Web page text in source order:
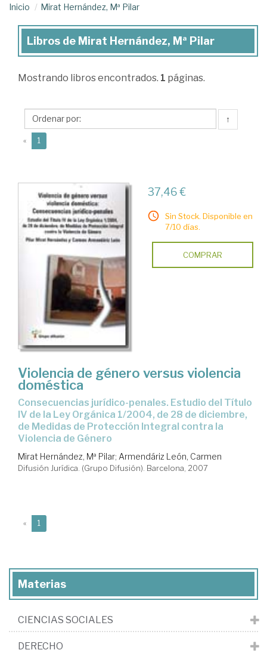
Inicio Mirat Hernández, Mª Pilar
Libros
Mirat
Mª
Pilar
Libros de Mirat Hernández, Mª Pilar
Mostrando libros encontrados. 1 páginas.
↑
« 1
37,46 €
Sin Stock. Disponible en
7/10 días.
COMPRAR
Violencia de género versus violencia
doméstica
consecuencias jurídico-penales. Estudio del Título
IV de la Ley Orgánica 1/2004, de 28 de diciembre,
de Medidas de Protección Integral contra la
Violencia de Género
Mirat Hernández, Mª Pilar; Armendáriz León, Carmen
Difusión Jurídica. (Grupo Difusión). Barcelona, 2007
« 1
Materias
CIENCIAS SOCIALES
DERECHO